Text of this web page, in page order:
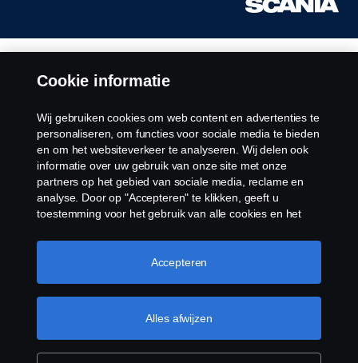
Cookie informatie
Wij gebruiken cookies om web content en advertenties te
personaliseren, om functies voor sociale media te bieden
en om het websiteverkeer te analyseren. Wij delen ook
informatie over uw gebruik van onze site met onze
partners op het gebied van sociale media, reclame en
analyse. Door op "Accepteren" te klikken, geeft u
toestemming voor het gebruik van alle cookies en het
door op "Cookie Instellingen" te klikken en de
categorieën te selecteren die u wilt accepteren. Voor een
Meer informatie over uw privacy
Alles afwijzen
Accepteren